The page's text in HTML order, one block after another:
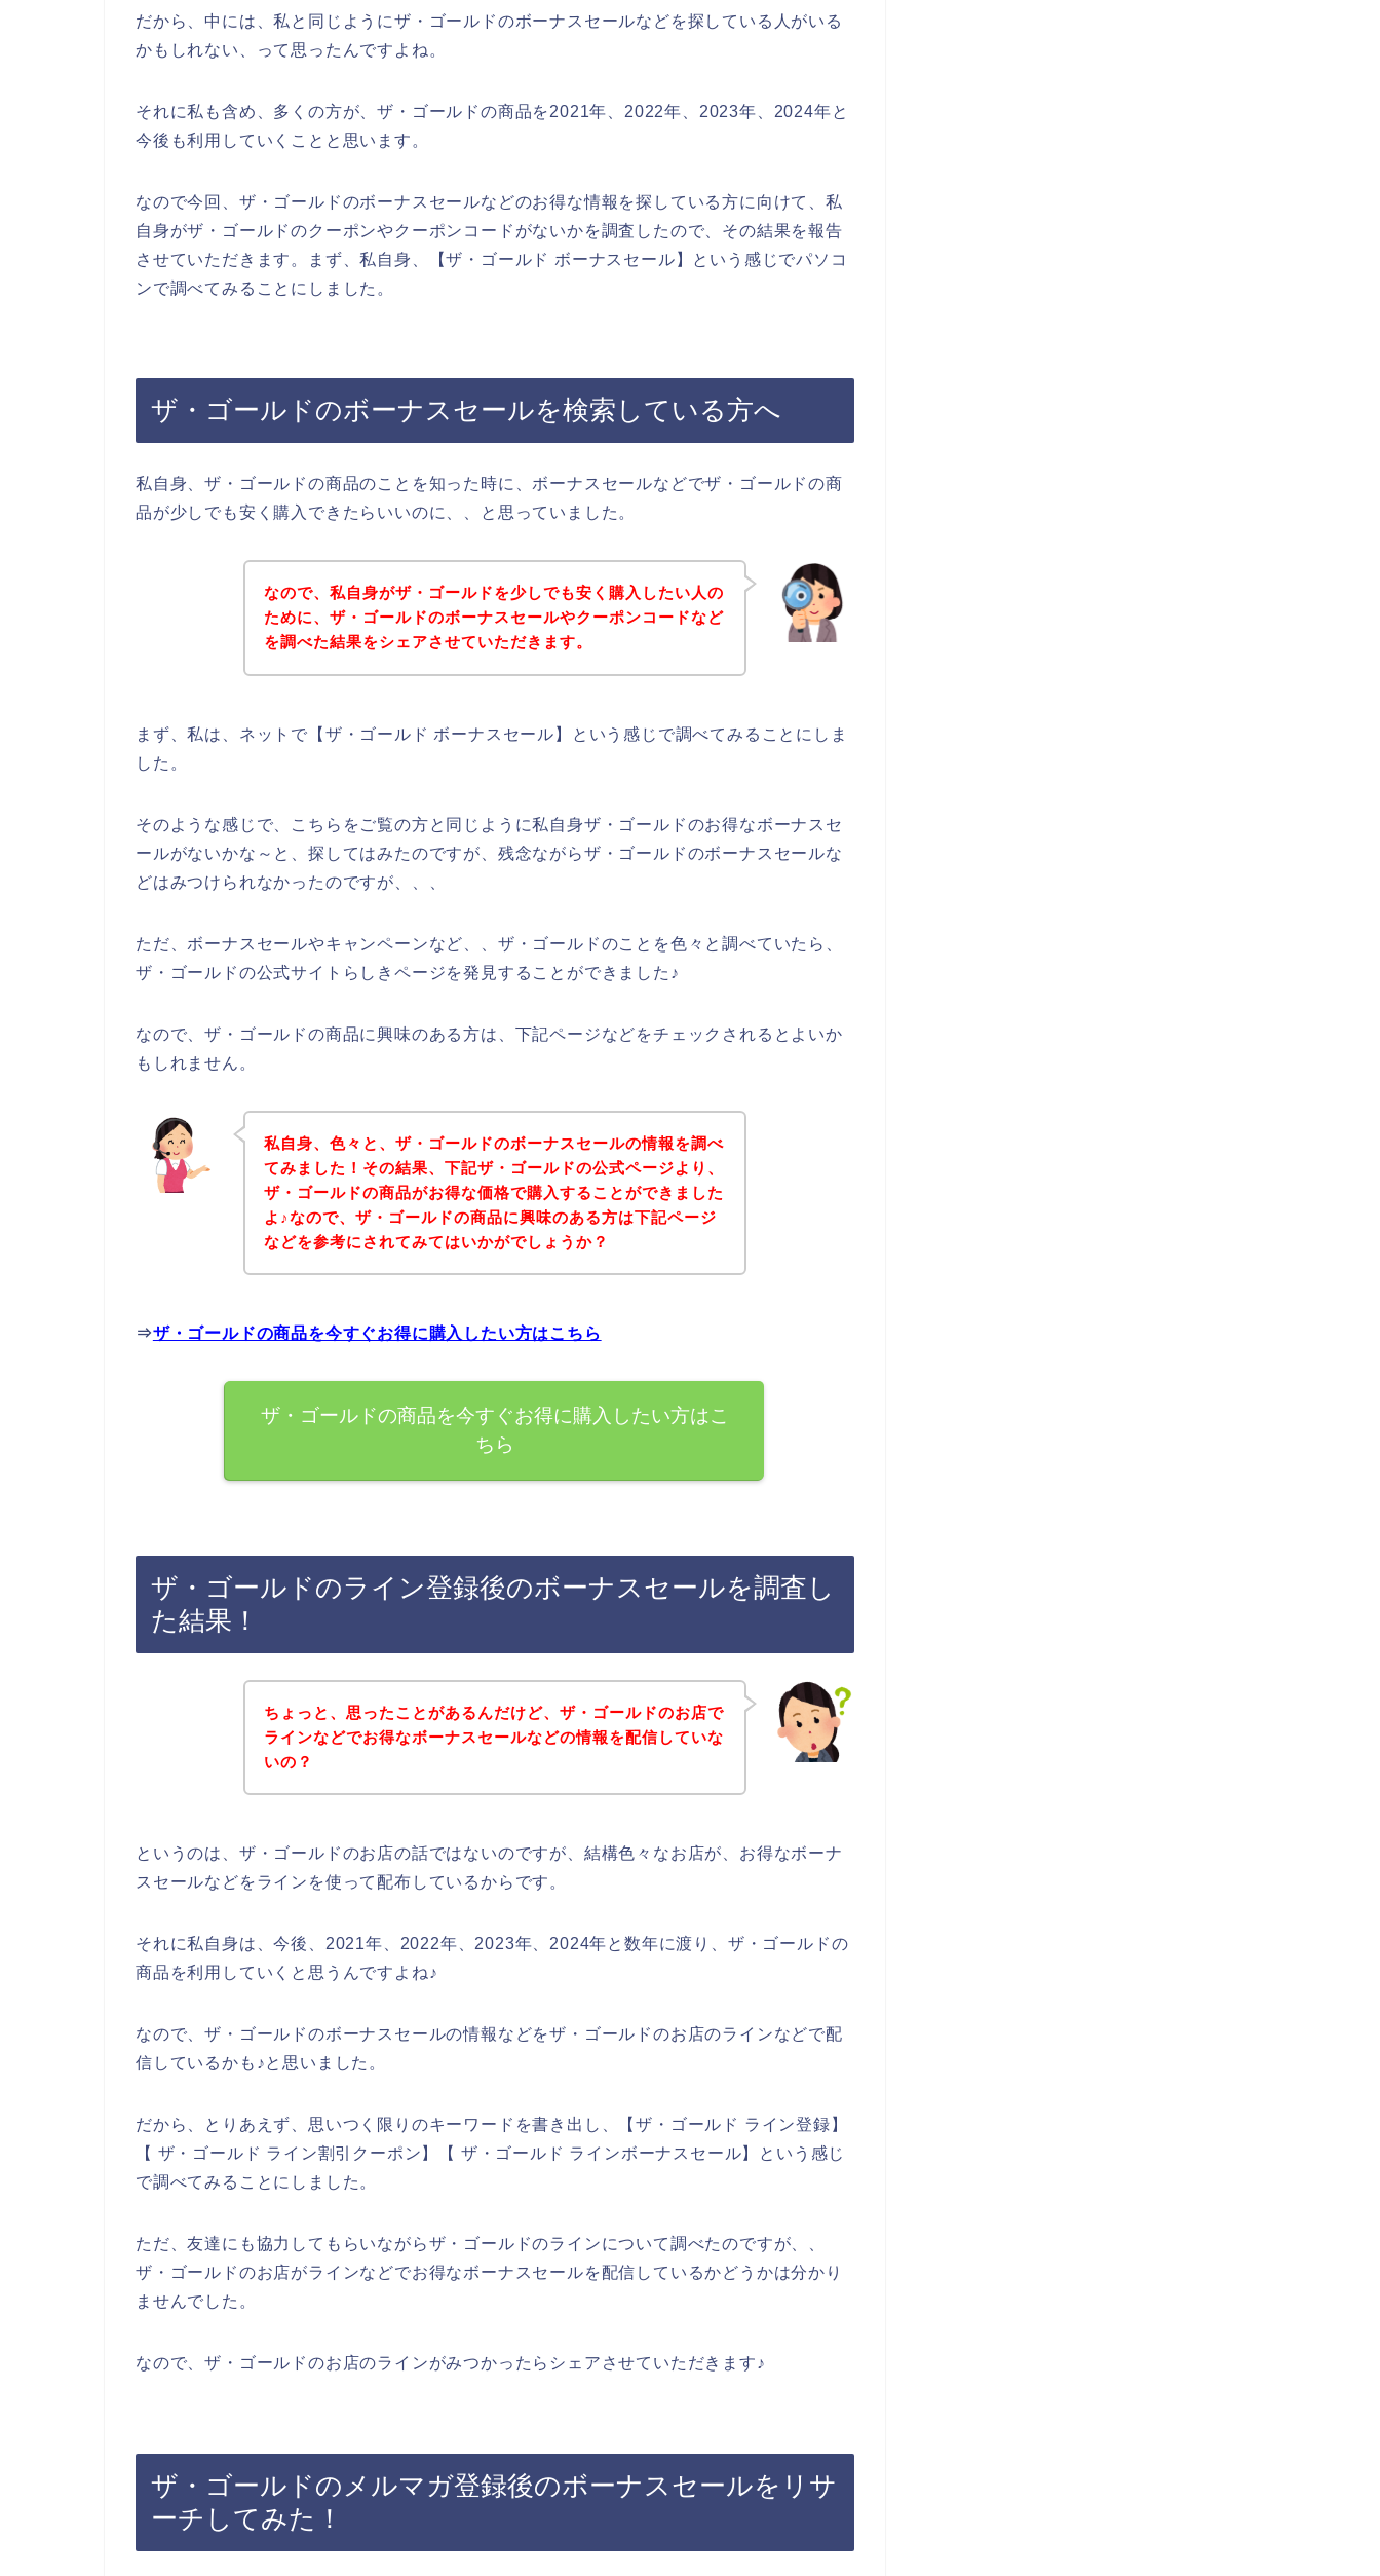
だから、中には、私と同じようにザ・ゴールドのボーナスセールなどを探している人がいる
かもしれない、って思ったんですよね。
それに私も含め、多くの方が、ザ・ゴールドの商品を2021年、2022年、2023年、2024年と
今後も利用していくことと思います。
なので今回、ザ・ゴールドのボーナスセールなどのお得な情報を探している方に向けて、私
自身がザ・ゴールドのクーポンやクーポンコードがないかを調査したので、その結果を報告
させていただきます。まず、私自身、【ザ・ゴールド ボーナスセール】という感じでパソコ
ンで調べてみることにしました。
ザ・ゴールドのボーナスセールを検索している方へ
私自身、ザ・ゴールドの商品のことを知った時に、ボーナスセールなどでザ・ゴールドの商
品が少しでも安く購入できたらいいのに、、と思っていました。
なので、私自身がザ・ゴールドを少しでも安く購入したい人の
ために、ザ・ゴールドのボーナスセールやクーポンコードなど
を調べた結果をシェアさせていただきます。
まず、私は、ネットで【ザ・ゴールド ボーナスセール】という感じで調べてみることにしま
した。
そのような感じで、こちらをご覧の方と同じように私自身ザ・ゴールドのお得なボーナスセ
ールがないかな～と、探してはみたのですが、残念ながらザ・ゴールドのボーナスセールな
どはみつけられなかったのですが、、、
ただ、ボーナスセールやキャンペーンなど、、ザ・ゴールドのことを色々と調べていたら、
ザ・ゴールドの公式サイトらしきページを発見することができました♪
なので、ザ・ゴールドの商品に興味のある方は、下記ページなどをチェックされるとよいか
もしれません。
私自身、色々と、ザ・ゴールドのボーナスセールの情報を調べ
てみました！その結果、下記ザ・ゴールドの公式ページより、
ザ・ゴールドの商品がお得な価格で購入することができました
よ♪なので、ザ・ゴールドの商品に興味のある方は下記ページ
などを参考にされてみてはいかがでしょうか？
⇒ザ・ゴールドの商品を今すぐお得に購入したい方はこちら
ザ・ゴールドの商品を今すぐお得に購入したい方はこ
ちら
ザ・ゴールドのライン登録後のボーナスセールを調査し
た結果！
ちょっと、思ったことがあるんだけど、ザ・ゴールドのお店で
ラインなどでお得なボーナスセールなどの情報を配信していな
いの？
というのは、ザ・ゴールドのお店の話ではないのですが、結構色々なお店が、お得なボーナ
スセールなどをラインを使って配布しているからです。
それに私自身は、今後、2021年、2022年、2023年、2024年と数年に渡り、ザ・ゴールドの
商品を利用していくと思うんですよね♪
なので、ザ・ゴールドのボーナスセールの情報などをザ・ゴールドのお店のラインなどで配
信しているかも♪と思いました。
だから、とりあえず、思いつく限りのキーワードを書き出し、【ザ・ゴールド ライン登録】
【 ザ・ゴールド ライン割引クーポン】【 ザ・ゴールド ラインボーナスセール】という感じ
で調べてみることにしました。
ただ、友達にも協力してもらいながらザ・ゴールドのラインについて調べたのですが、、
ザ・ゴールドのお店がラインなどでお得なボーナスセールを配信しているかどうかは分かり
ませんでした。
なので、ザ・ゴールドのお店のラインがみつかったらシェアさせていただきます♪
ザ・ゴールドのメルマガ登録後のボーナスセールをリサ
ーチしてみた！